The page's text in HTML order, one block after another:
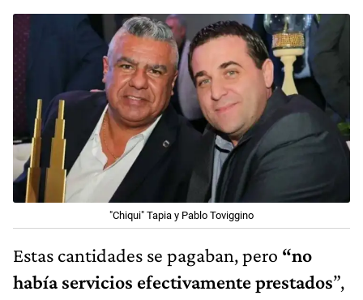
"Chiqui" Tapia y Pablo Toviggino
Estas cantidades se pagaban, pero “no
había servicios efectivamente prestados”,